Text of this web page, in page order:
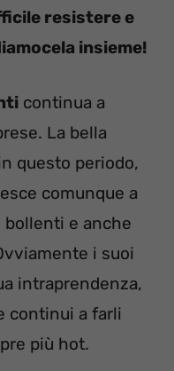
resistere e
insieme!
continua a
La bella
questo periodo,
comunque a
bollenti e anche
i suoi
intraprendenza,
continui a farli
più hot.